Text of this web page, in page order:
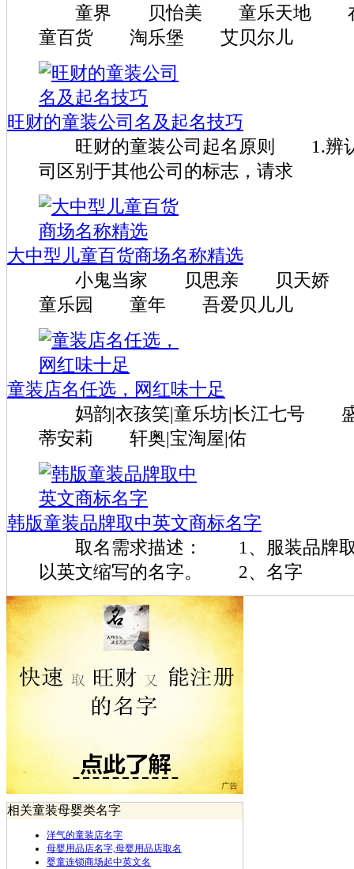
童界 贝怡美 童乐天地 在
童百货 淘乐堡 艾贝尔儿
旺财的童装公司名及起名技巧
旺财的童装公司起名原则 1.辨认
司区别于其他公司的标志，请求
大中型儿童百货商场名称精选
小鬼当家 贝思亲 贝天娇 乐
童乐园 童年 吾爱贝儿儿
童装店名任选，网红味十足
妈韵|衣孩笑|童乐坊|长江七号 盛
蒂安莉 轩奥|宝淘屋|佑
韩版童装品牌取中英文商标名字
取名需求描述： 1、服装品牌取
以英文缩写的名字。 2、名字
相关童装母婴类名字
洋气的童装店名字
母婴用品店名字,母婴用品店取名
婴童连锁商场起中英文名